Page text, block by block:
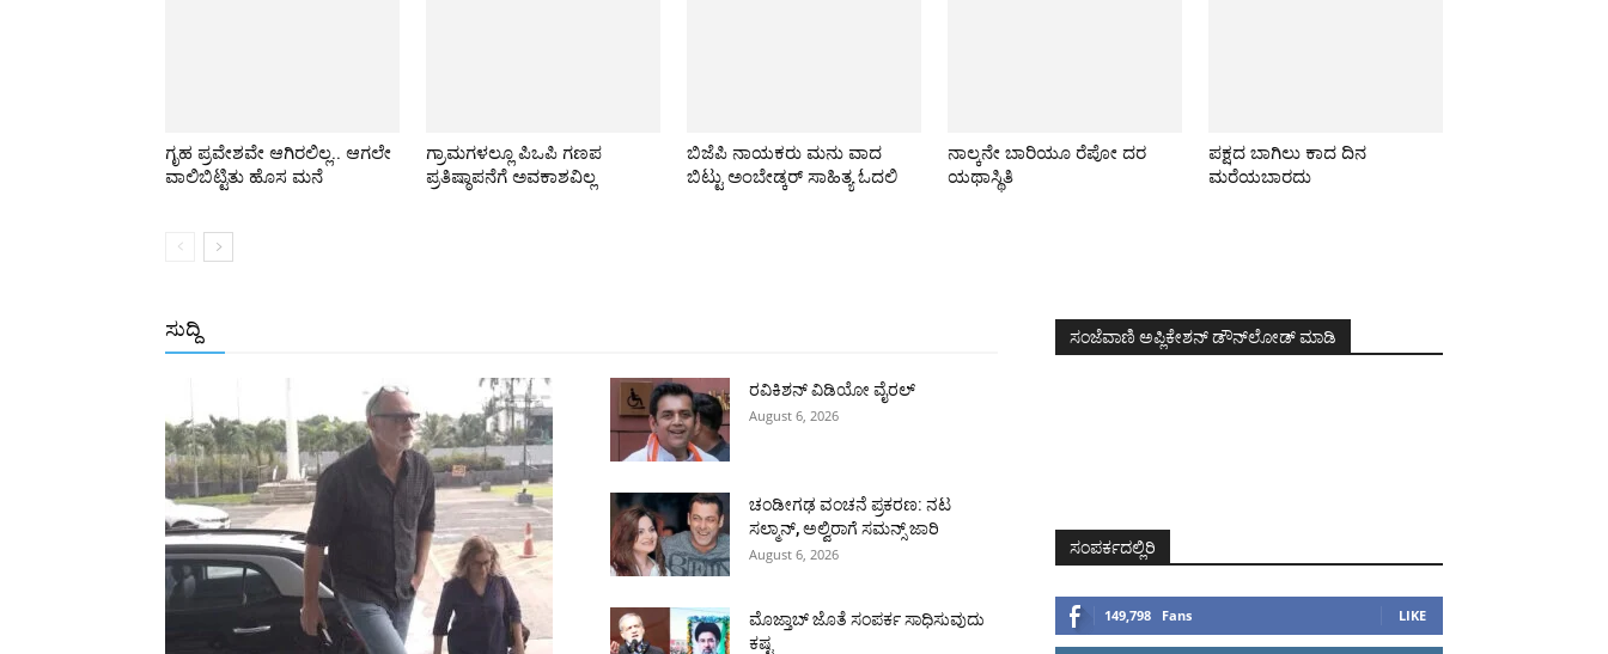
ಗೃಹ ಪ್ರವೇಶವೇ ಆಗಿರಲಿಲ್ಲ.. ಆಗಲೇ
ವಾಲಿಬಿಟ್ಟಿತು ಹೊಸ ಮನೆ
ಗ್ರಾಮಗಳಲ್ಲೂ ಪಿಒಪಿ ಗಣಪ
ಪ್ರತಿಷ್ಠಾಪನೆಗೆ ಅವಕಾಶವಿಲ್ಲ
ಬಿಜೆಪಿ ನಾಯಕರು ಮನು ವಾದ
ಬಿಟ್ಟು ಅಂಬೇಡ್ಕರ್ ಸಾಹಿತ್ಯ ಓದಲಿ
ನಾಲ್ಕನೇ ಬಾರಿಯೂ ರೆಪೋ ದರ
ಯಥಾಸ್ಥಿತಿ
ಪಕ್ಷದ ಬಾಗಿಲು ಕಾದ ದಿನ
ಮರೆಯಬಾರದು
ಸುದ್ದಿ
ರವಿಕಿಶನ್ ವಿಡಿಯೋ ವೈರಲ್
August 6, 2026
ಚಂಡೀಗಢ ವಂಚನೆ ಪ್ರಕರಣ: ನಟ
ಸಲ್ಮಾನ್, ಅಲ್ವಿರಾಗೆ ಸಮನ್ಸ್ ಜಾರಿ
August 6, 2026
ಮೊಜ್ತಾಬ್ ಜೊತೆ ಸಂಪರ್ಕ ಸಾಧಿಸುವುದು
ಕಷ್ಟ
ಸಂಜೆವಾಣಿ ಅಪ್ಲಿಕೇಶನ್ ಡೌನ್‌ಲೋಡ್ ಮಾಡಿ
ಸಂಪರ್ಕದಲ್ಲಿರಿ
149,798 Fans LIKE